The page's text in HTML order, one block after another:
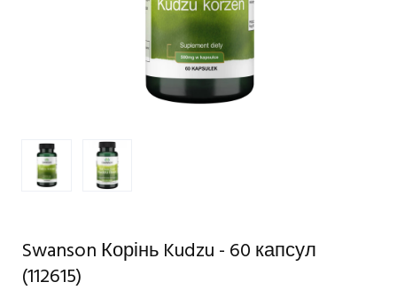
Swanson Корінь Kudzu - 60 капсул
(112615)